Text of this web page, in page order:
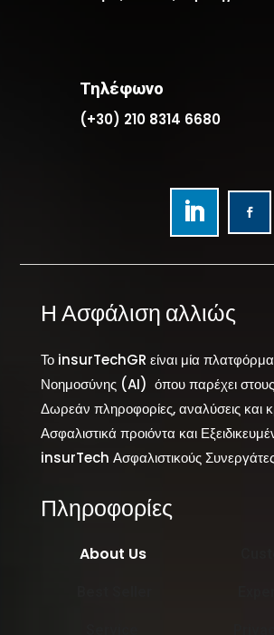
Τηλέφωνο
(+30) 210 8314 6680
Η Ασφάλιση αλλιώς
Το insurTechGR είναι μία πλατφόρμα
Νοημοσύνης (AI) όπου παρέχει
Δωρεάν πληροφορίες, αναλύσεις και
Ασφαλιστικά προιόντα και
insurTech Ασφαλιστικούς
Πληροφορίες
About Us